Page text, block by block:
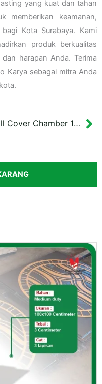
yang kuat dan tahan
memberikan keamanan,
Kota Surabaya. Kami
produk berkualitas
harapan Anda. Terima
Karya sebagai mitra Anda
Grill Cover Chamber 100×30 cm Tutup Selokan Bantul